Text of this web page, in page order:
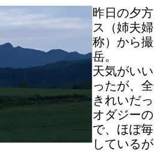
昨日の夕
ス（姉夫
称）から
岳。
天気がい
ったが、
きれいだ
オダジー
で、ほぼ
している